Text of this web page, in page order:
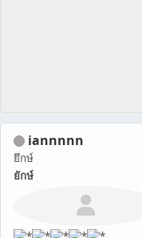
iannnnn
ยึกษ์
ยักษ์